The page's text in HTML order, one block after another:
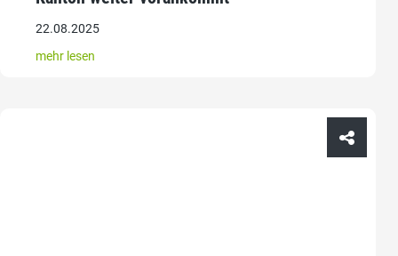
22.08.2025
mehr lesen